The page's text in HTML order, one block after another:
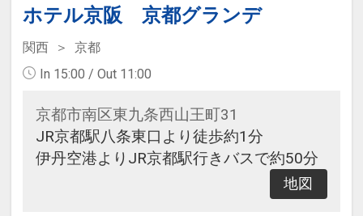
ホテル京阪 京都グランデ
関西
京都
In 15:00 / Out 11:00
京都市南区東九条西山王町31
JR京都駅八条東口より徒歩約1分
伊丹空港よりJR京都駅行きバスで約50分
地図